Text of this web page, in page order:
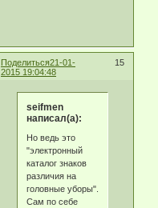
Поделиться 15
21-01-
2015 19:04:48
seifmen
написал(а):
Но ведь это
"электронный
каталог знаков
различия на
головные уборы".
Сам по себе